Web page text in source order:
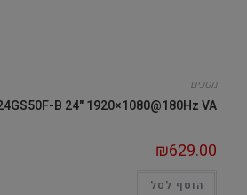
מסכים
B 24" 1920×1080@180Hz VA
₪629.00
הוסף לסל